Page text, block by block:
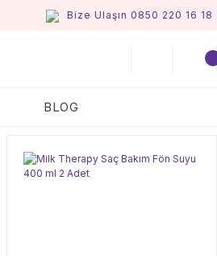
Bize Ulaşın 0850 220 16 18
BLOG